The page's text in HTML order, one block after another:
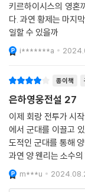
키르하이시스의 영혼
다. 과연 황제는 마지
일할 수 있을까
i*******a
종이책
은하영웅전설 27
이제 회랑 전투가 시
에서 군대를 이끌고
도적인 군대를 통해
과연 양 웬리는 소수
도 지켜보자.
m***u